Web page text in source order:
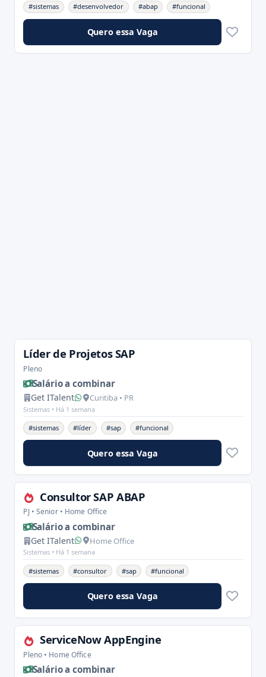
#sistemas #desenvolvedor #abap #funcional
Quero essa Vaga
Líder de Projetos SAP
Pleno
Salário a combinar
Get ITalent Curitiba • PR
Sistemas • Há 1 semana
#sistemas #líder #sap #funcional
Quero essa Vaga
Consultor SAP ABAP
PJ • Senior • Home Office
Salário a combinar
Get ITalent Home Office
Sistemas • Há 1 semana
#sistemas #consultor #sap #funcional
Quero essa Vaga
ServiceNow AppEngine
Pleno • Home Office
Salário a combinar